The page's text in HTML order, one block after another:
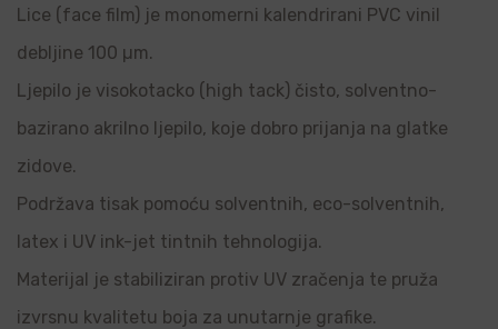
Lice (face film) je monomerni kalendrirani PVC vinil
debljine 100 µm.
Ljepilo je visokotacko (high tack) čisto, solventno-
bazirano akrilno ljepilo, koje dobro prijanja na glatke
zidove.
Podržava tisak pomoću solventnih, eco-solventnih,
latex i UV ink-jet tintnih tehnologija.
Materijal je stabiliziran protiv UV zračenja te pruža
izvrsnu kvalitetu boja za unutarnje grafike.